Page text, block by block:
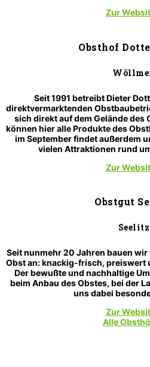
Zur
Obsthof
Seit 1991 betreibt Dieter
direktvermarktenden
sich direkt auf dem Gelände des
können hier alle Produkte des
im September findet außerdem
vielen Attraktionen rund
Zur
Obstgut
Seelitz
Seit nunmehr 20 Jahren bauen
Obst an: knackig-frisch, preiswert
Der bewußte und nachhaltige
beim Anbau des Obstes, bei der
uns dabei
Zur
Alle